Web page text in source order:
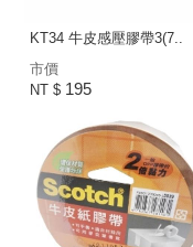
KT34 牛皮感壓膠帶3(7..
市價
NT $ 195